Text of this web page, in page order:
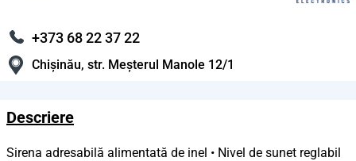
+373 68 22 37 22
Chișinău, str. Meșterul Manole 12/1
Descriere
Sirena adresabilă alimentată de inel • Nivel de sunet reglabil